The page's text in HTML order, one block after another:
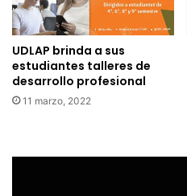
UDLAP brinda a sus
estudiantes talleres de
desarrollo profesional
11 marzo, 2022